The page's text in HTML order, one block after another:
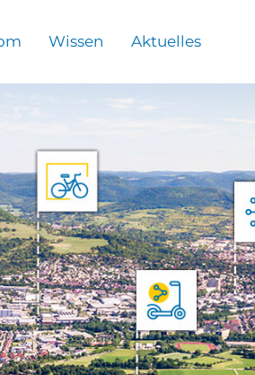
Wissen Aktuelles